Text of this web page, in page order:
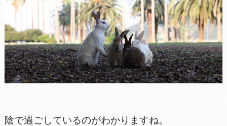
陰で過ごしているのがわかりますね。